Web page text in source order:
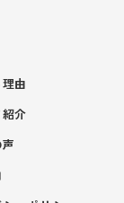
由
介